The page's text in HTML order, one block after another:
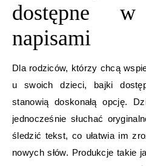
dostępne
napisami
Dla rodziców, którzy chcą
u swoich dzieci, bajki
stanowią doskonałą opcję.
jednocześnie słuchać
śledzić tekst, co ułatwia im
nowych słów. Produkcje takie